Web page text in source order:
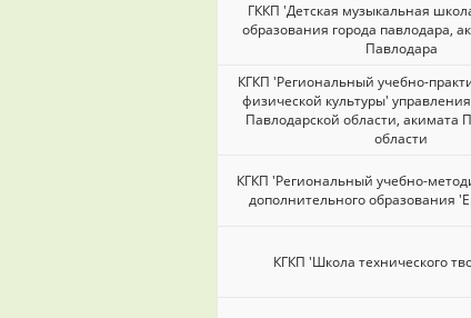
ГККП 'Детская музыкальная
образования города павлодара,
Павлодара
КГКП 'Региональный учебно-
физической культуры'
Павлодарской области, акимата
области
КГКП 'Региональный учебно-
дополнительного образования
КГКП 'Школа технического